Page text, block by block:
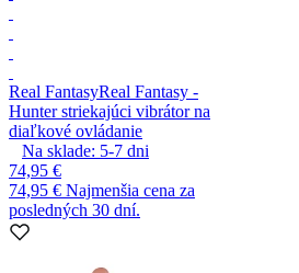
Real FantasyReal Fantasy -
Hunter striekajúci vibrátor na
diaľkové ovládanie
Na sklade: 5-7 dni
74,95 €
74,95 € Najmenšia cena za
posledných 30 dní.